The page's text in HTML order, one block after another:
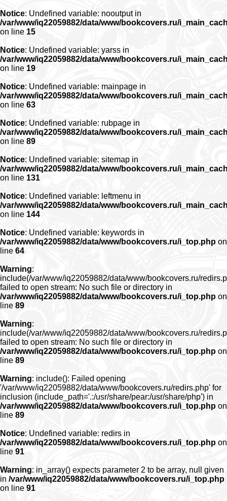
Notice: Undefined variable: nooutput in
/var/www/iq22059882/data/www/bookcovers.ru/
on line 15
Notice: Undefined variable: yarss in
/var/www/iq22059882/data/www/bookcovers.ru/
on line 19
Notice: Undefined variable: mainpage in
/var/www/iq22059882/data/www/bookcovers.ru/
on line 63
Notice: Undefined variable: rubpage in
/var/www/iq22059882/data/www/bookcovers.ru/
on line 89
Notice: Undefined variable: sitemap in
/var/www/iq22059882/data/www/bookcovers.ru/
on line 131
Notice: Undefined variable: leftmenu in
/var/www/iq22059882/data/www/bookcovers.ru/
on line 144
Notice: Undefined variable: keywords in
/var/www/iq22059882/data/www/bookcovers.ru/i_top.php on
line 64
Warning:
include(/var/www/iq22059882/data/www/bookcovers.ru/
failed to open stream: No such file or directory in
/var/www/iq22059882/data/www/bookcovers.ru/i_top.php on
line 89
Warning:
include(/var/www/iq22059882/data/www/bookcovers.ru/
failed to open stream: No such file or directory in
/var/www/iq22059882/data/www/bookcovers.ru/i_top.php on
line 89
Warning: include(): Failed opening
'/var/www/iq22059882/data/www/bookcovers.ru/redirs.php' for
inclusion (include_path='.:/usr/share/pear:/usr/share/php') in
/var/www/iq22059882/data/www/bookcovers.ru/i_top.php on
line 89
Notice: Undefined variable: redirs in
/var/www/iq22059882/data/www/bookcovers.ru/i_top.php on
line 91
Warning: in_array() expects parameter 2 to be array, null given
in /var/www/iq22059882/data/www/bookcovers.ru/i_top.php
on line 91